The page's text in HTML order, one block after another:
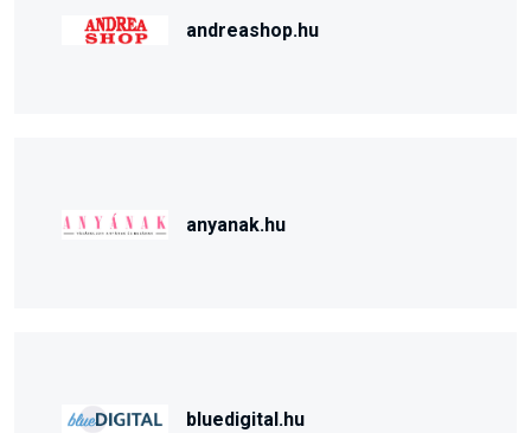
andreashop.hu
anyanak.hu
bluedigital.hu